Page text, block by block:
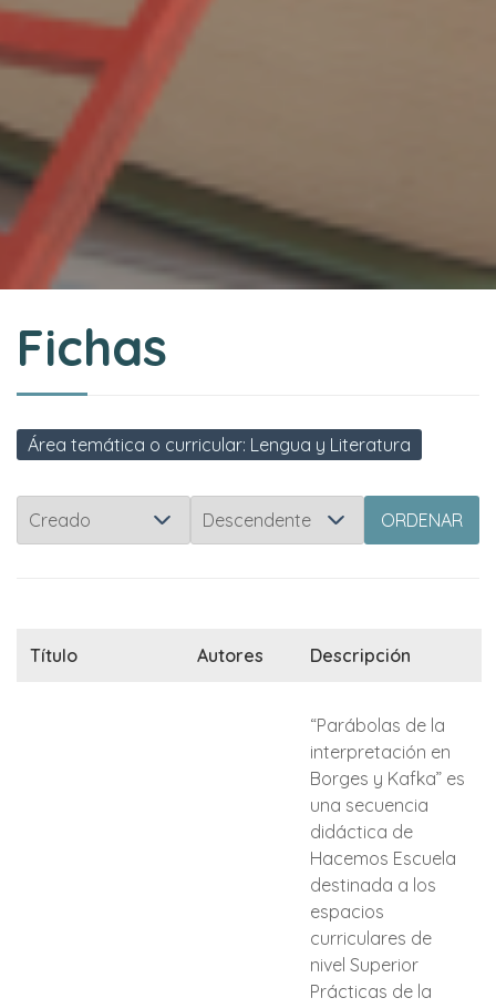
Fichas
Área temática o curricular: Lengua y Literatura
ORDENAR
Título Autores Descripción
“Parábolas de la
interpretación en
Borges y Kafka” es
una secuencia
didáctica de
Hacemos Escuela
destinada a los
espacios
curriculares de
nivel Superior
Prácticas de la